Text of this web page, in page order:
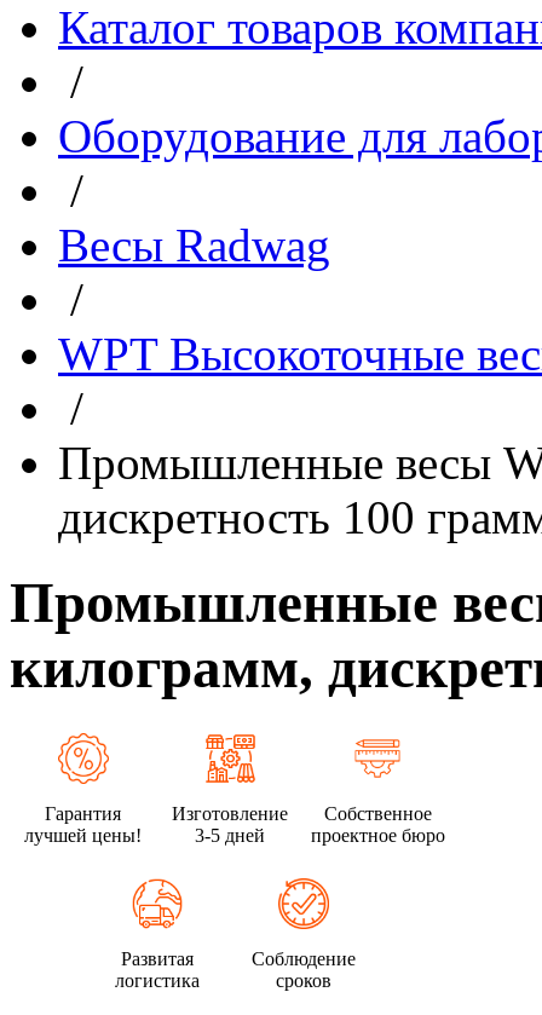
Каталог товаров
/
Оборудование для
/
Весы Radwag
/
WPT Высокоточные
/
Промышленные весы
дискретность 100
Промышленные
килограмм,
Гарантия
лучшей цены!
Изготовление
3-5 дней
Собственное
проектное бюро
Развитая
логистика
Соблюдение
сроков